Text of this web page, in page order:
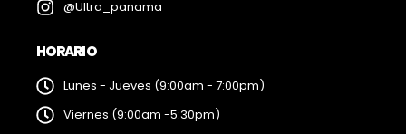
@Ultra_panama
HORARIO
Lunes - Jueves (9:00am - 7:00pm)
Viernes (9:00am -5:30pm)